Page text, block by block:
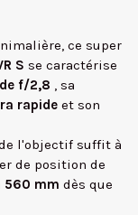
ce super
S se caractérise
f/2,8 , sa
rapide et son
l'objectif suffit à
de position de
560 mm dès que